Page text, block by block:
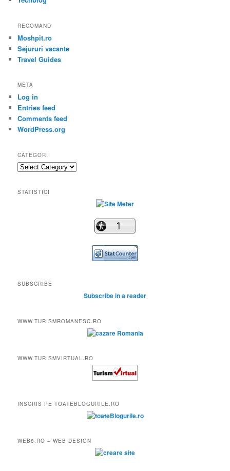
RECOMAND
Moshpit.ro
Sejururi vacante
Travel Guides
META
Log in
Entries feed
Comments feed
WordPress.org
CATEGORII
Categorii
STATISTICI
SUBSCRIBE
Subscribe in a reader
WWW.TURISMROMANESC.RO
WWW.TURISMVIRTUAL.RO
INSCRIS PE TOATEBLOGURILE.RO
WEB8.RO – WEB DESIGN